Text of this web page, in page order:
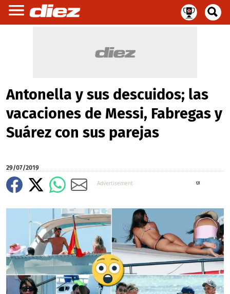
Antonella y sus descuidos; las
vacaciones de Messi, Fabregas y
Suárez con sus parejas
29/07/2019
X